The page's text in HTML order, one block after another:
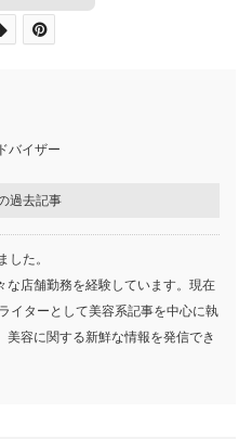
方
ラーネイルの
ミラーネイルの
ルの工程
ネイルデザイン
方
のミラーネイルのやり方を見
く違うカラーでまとめても良
る技術なので、ノンワイプマ
なミラーネイル
方のよくある疑
ジしようと思っても、いろい
インが美しくないどころか、
かもしれません。
バイザー
過去記事
した。
な店舗勤務を経験しています。現在
イターとして美容系記事を中心に執
容に関する新鮮な情報を発信でき